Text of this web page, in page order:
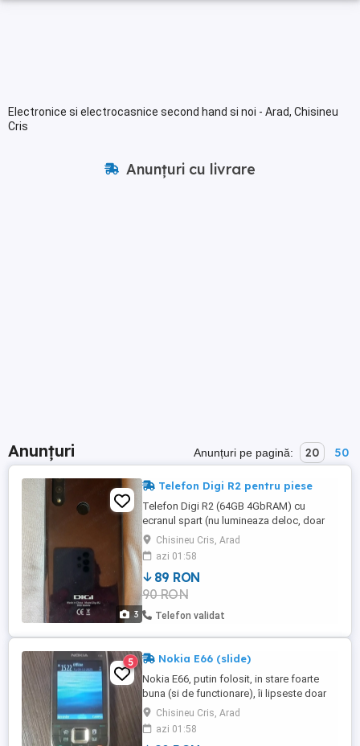
Electronice si electrocasnice second hand si noi - Arad, Chisineu
Cris
Anunțuri cu livrare
Anunțuri Anunțuri pe pagină: 20 50
3
Telefon Digi R2 pentru piese
Telefon Digi R2 (64GB 4GbRAM) cu
ecranul spart (nu lumineaza deloc, doar
vibreaza la pornire) dar cu restul carcasei
in stare foarte buna, il dau pentru piese de
schimb la un pret usor negociabil
Chisineu Cris, Arad
azi 01:58
89 RON
90 RON
Telefon validat
5 Nokia E66 (slide)
Nokia E66, putin folosit, in stare foarte
buna (si de functionare), îi lipseste doar
plasticul acoperitor de la mufa micro-
USB. Acumulatorul este nou (8-9 luni) Ofer
si un cablu adaptor de reincarcare (varf
Chisineu Cris, Arad
azi 01:58